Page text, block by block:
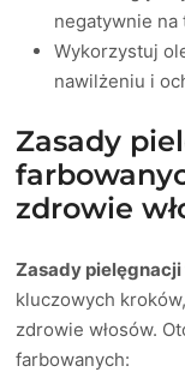
negatywnie na
Wykorzystuj
nawilżeniu i
Zasady
zdrowie
Zasady
kluczowych
zdrowie włosów.
farbowanych: